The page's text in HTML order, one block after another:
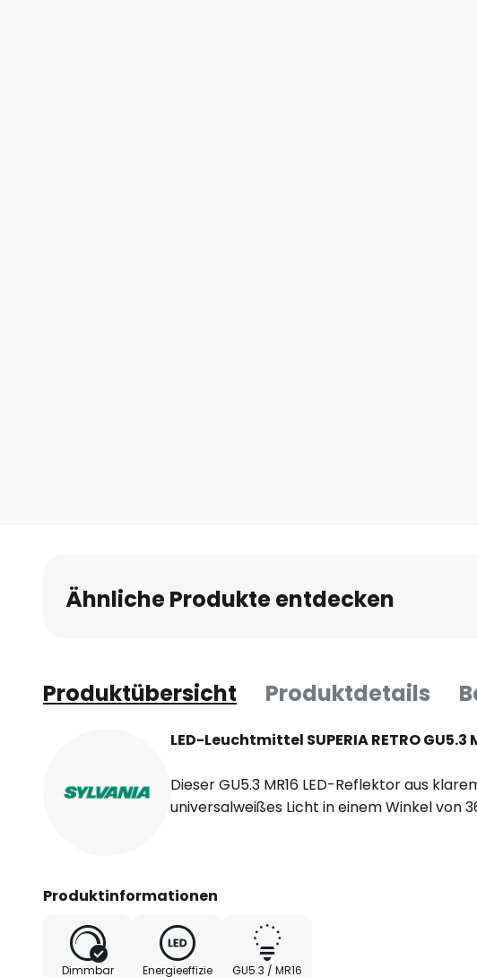
Ähnliche Produkte entdecken
Produktübersicht Produktdetails
LED-Leuchtmittel SUPERIA RETRO GU5.3
Dieser GU5.3 MR16 LED-Reflektor aus
universalweißes Licht in einem Winkel von
Produktinformationen
Dimmbar
Energieeffizie
GU5.3 / MR16